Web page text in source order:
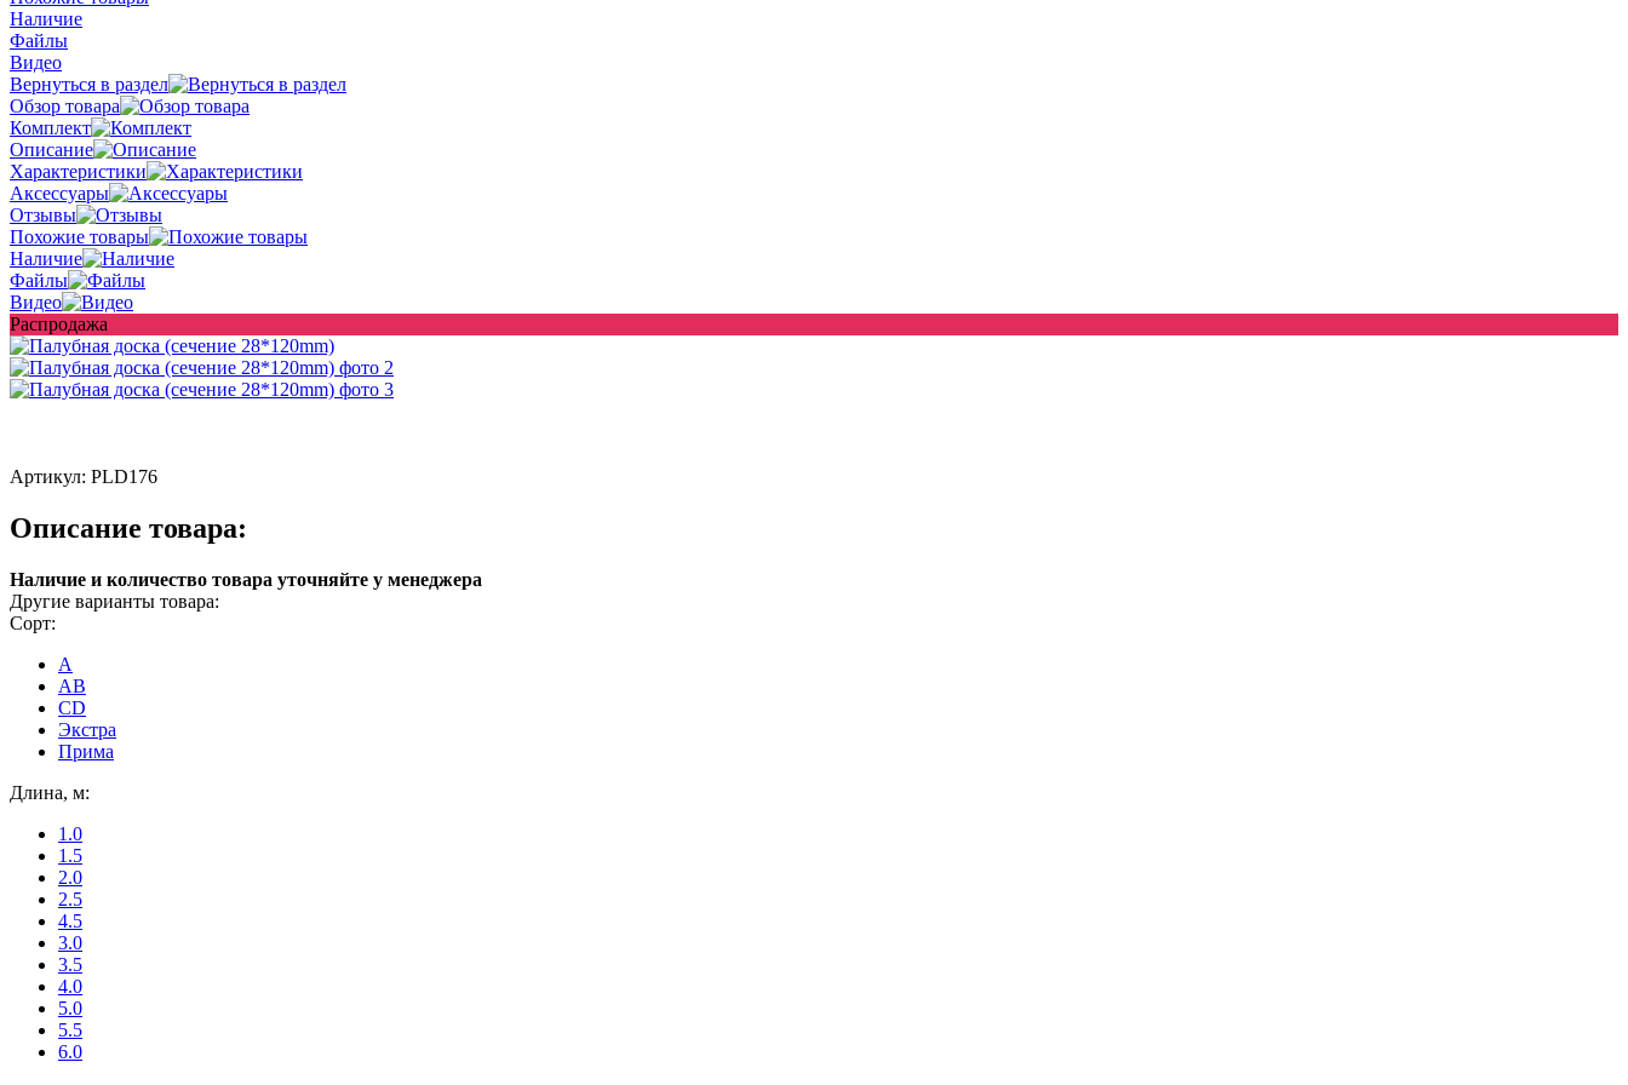
Наличие
Файлы
Видео
Вернуться в раздел
Обзор товара
Комплект
Описание
Характеристики
Аксессуары
Отзывы
Похожие товары
Наличие
Файлы
Видео
Распродажа
Артикул: PLD176
Описание товара:
Наличие и количество товара уточняйте у менеджера
Другие варианты товара:
Сорт:
A
AB
CD
Экстра
Прима
Длина, м:
1.0
1.5
2.0
2.5
4.5
3.0
3.5
4.0
5.0
5.5
6.0